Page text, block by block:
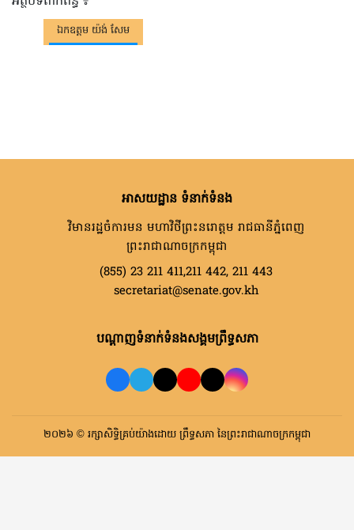
ឯកឧត្តម យ៉ង់ សែម
អាសយដ្ឋាន ទំនាក់ទំនង
វិមានរដ្ឋចំការមន មហាវិថីព្រះនរោត្តម រាជធានីភ្នំពេញ
ព្រះរាជាណាចក្រកម្ពុជា
(855) 23 211 411,211 442, 211 443
secretariat@senate.gov.kh
បណ្តាញទំនាក់ទំនងសង្គមព្រឹទ្ធសភា
២០២៦ © រក្សាសិទ្ធិគ្រប់យ៉ាងដោយ ព្រឹទ្ធសភា នៃព្រះរាជាណាចក្រកម្ពុជា